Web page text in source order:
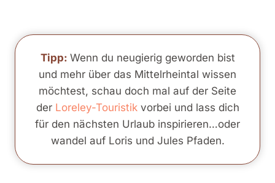
Tipp: Wenn du neugierig geworden bist
und mehr über das Mittelrheintal wissen
möchtest, schau doch mal auf der Seite
der Loreley-Touristikvorbei und lass dich
für den nächsten Urlaub inspirieren…oder
wandel auf Loris und Jules Pfaden.